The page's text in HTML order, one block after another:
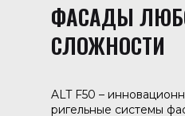
ФАСАДЫ
СЛОЖНОСТИ
ALT F50 –
ригельные системы